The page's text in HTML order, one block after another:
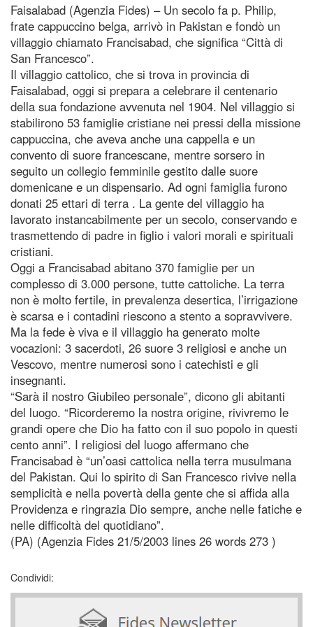
Faisalabad (Agenzia Fides) – Un secolo fa p. Philip,
frate cappuccino belga, arrivò in Pakistan e fondò un
villaggio chiamato Francisabad, che significa “Città di
San Francesco”.
Il villaggio cattolico, che si trova in provincia di
Faisalabad, oggi si prepara a celebrare il centenario
della sua fondazione avvenuta nel 1904. Nel villaggio si
stabilirono 53 famiglie cristiane nei pressi della missione
cappuccina, che aveva anche una cappella e un
convento di suore francescane, mentre sorsero in
seguito un collegio femminile gestito dalle suore
domenicane e un dispensario. Ad ogni famiglia furono
donati 25 ettari di terra . La gente del villaggio ha
lavorato instancabilmente per un secolo, conservando e
trasmettendo di padre in figlio i valori morali e spirituali
cristiani.
Oggi a Francisabad abitano 370 famiglie per un
complesso di 3.000 persone, tutte cattoliche. La terra
non è molto fertile, in prevalenza desertica, l’irrigazione
è scarsa e i contadini riescono a stento a sopravvivere.
Ma la fede è viva e il villaggio ha generato molte
vocazioni: 3 sacerdoti, 26 suore 3 religiosi e anche un
Vescovo, mentre numerosi sono i catechisti e gli
insegnanti.
“Sarà il nostro Giubileo personale”, dicono gli abitanti
del luogo. “Ricorderemo la nostra origine, rivivremo le
grandi opere che Dio ha fatto con il suo popolo in questi
cento anni”. I religiosi del luogo affermano che
Francisabad è “un’oasi cattolica nella terra musulmana
del Pakistan. Qui lo spirito di San Francesco rivive nella
semplicità e nella povertà della gente che si affida alla
Providenza e ringrazia Dio sempre, anche nelle fatiche e
nelle difficoltà del quotidiano”.
(PA) (Agenzia Fides 21/5/2003 lines 26 words 273 )
Condividi: